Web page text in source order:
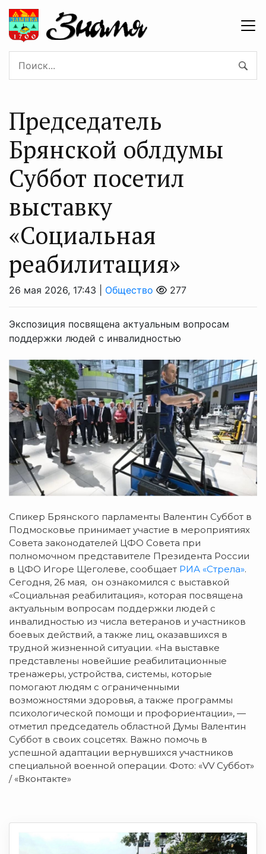
Председатель
Брянской облдумы
Суббот посетил
выставку
«Социальная
реабилитация»
26 мая 2026, 17:43 | Общество 277
Экспозиция посвящена актуальным вопросам
поддержки людей с инвалидностью
Спикер Брянского парламенты Валентин Суббот в
Подмосковье принимает участие в мероприятиях
Совета законодателей ЦФО Совета при
полномочном представителе Президента России
в ЦФО Игоре Щеголеве, сообщает РИА «Стрела».
Сегодня, 26 мая, он ознакомился с выставкой
«Социальная реабилитация», которая посвящена
актуальным вопросам поддержки людей с
инвалидностью из числа ветеранов и участников
боевых действий, а также лиц, оказавшихся в
трудной жизненной ситуации. «На выставке
представлены новейшие реабилитационные
тренажеры, устройства, системы, которые
помогают людям с ограниченными
возможностями здоровья, а также программы
психологической помощи и профориентации», —
отметил председатель областной Думы Валентин
Суббот в своих соцсетях. Важно помочь в
успешной адаптации вернувшихся участников
специальной военной операции. Фото: «VV Суббот»
/ «Вконтакте»